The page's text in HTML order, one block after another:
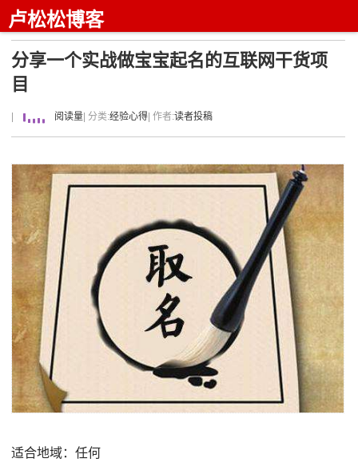
卢松松博客
分享一个实战做宝宝起名的互联网干货项
目
阅读量 | 分类:经验心得 | 作者:读者投稿
适合地域：任何